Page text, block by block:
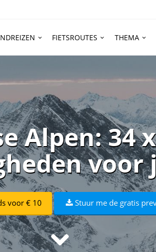
FIETSROUTES THEMA
Alpen: 34
voor
voor € 10 Stuur me de gratis